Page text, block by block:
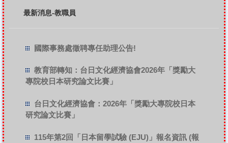
最新消息-教職員
國際事務處徵聘專任助理公告!
教育部轉知：台日文化經濟協會2026年「獎勵大
專院校日本研究論文比賽」
台日文化經濟協會：2026年「獎勵大專院校日本
研究論文比賽」
115年第2回「日本留學試驗 (EJU)」報名資訊 (報